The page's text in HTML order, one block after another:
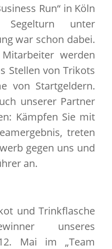
Run“ in Köln
unter
war schon dabei.
werden
Stellen von Trikots
von Startgeldern.
unserer Partner
Kämpfen Sie mit
treten
gegen uns und
an.
und Trinkflasche
unseres
Mai im „Team